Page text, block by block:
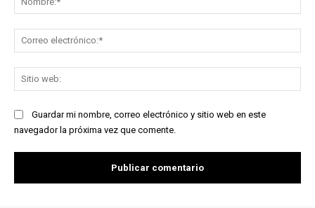
Guardar mi nombre, correo electrónico y sitio web en este
navegador la próxima vez que comente.